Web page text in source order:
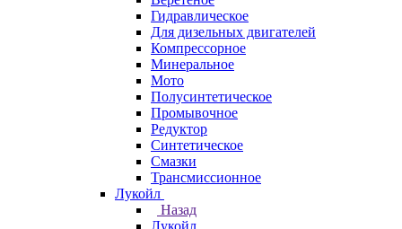
Гидравлическое
Для дизельных двигателей
Компрессорное
Минеральное
Мото
Полусинтетическое
Промывочное
Редуктор
Синтетическое
Смазки
Трансмиссионное
Лукойл
Назад
Лукойл